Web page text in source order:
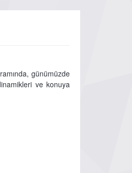
günümüzde
ve konuya